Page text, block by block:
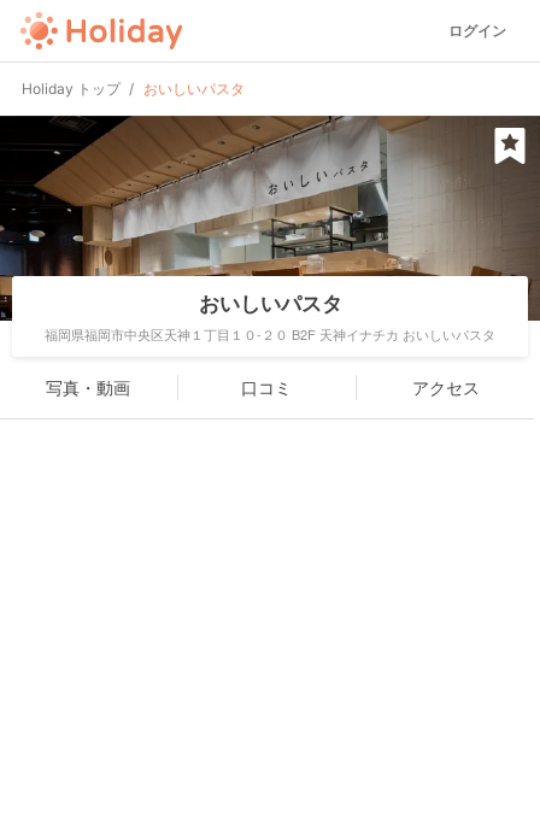
ログイン
Holiday トップ おいしいパスタ
おいしいパスタ
福岡県福岡市中央区天神１丁目１０-２０ B2F 天神イナチカ おいしいパスタ
写真・動画 口コミ アクセス